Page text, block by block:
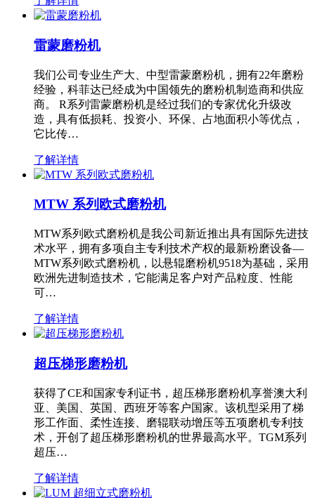
雷蒙磨粉机
我们公司专业生产大、中型雷蒙磨粉机，拥有22年磨粉
经验，科菲达已经成为中国领先的磨粉机制造商和供应
商。 R系列雷蒙磨粉机是经过我们的专家优化升级改
造，具有低损耗、投资小、环保、占地面积小等优点，
它比传…
了解详情
MTW 系列欧式磨粉机
MTW系列欧式磨粉机是我公司新近推出具有国际先进技
术水平，拥有多项自主专利技术产权的最新粉磨设备—
MTW系列欧式磨粉机，以悬辊磨粉机9518为基础，采用
欧洲先进制造技术，它能满足客户对产品粒度、性能
可…
了解详情
超压梯形磨粉机
获得了CE和国家专利证书，超压梯形磨粉机享誉澳大利
亚、美国、英国、西班牙等客户国家。该机型采用了梯
形工作面、柔性连接、磨辊联动增压等五项磨机专利技
术，开创了超压梯形磨粉机的世界最高水平。TGM系列
超压…
了解详情